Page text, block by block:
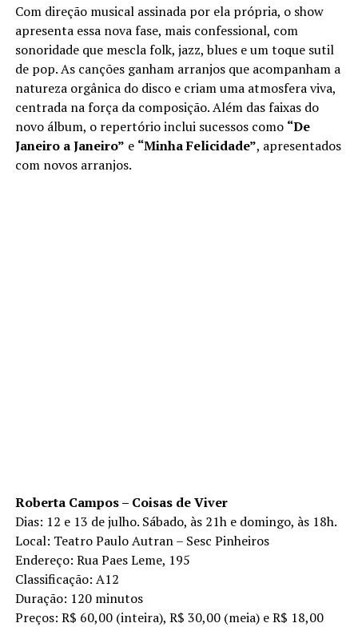
Com direção musical assinada por ela própria, o show
apresenta essa nova fase, mais confessional, com
sonoridade que mescla folk, jazz, blues e um toque sutil
de pop. As canções ganham arranjos que acompanham a
natureza orgânica do disco e criam uma atmosfera viva,
centrada na força da composição. Além das faixas do
novo álbum, o repertório inclui sucessos como “De
Janeiro a Janeiro” e “Minha Felicidade”, apresentados
com novos arranjos.
Roberta Campos – Coisas de Viver
Dias: 12 e 13 de julho. Sábado, às 21h e domingo, às 18h.
Local: Teatro Paulo Autran – Sesc Pinheiros
Endereço: Rua Paes Leme, 195
Classificação: A12
Duração: 120 minutos
Preços: R$ 60,00 (inteira), R$ 30,00 (meia) e R$ 18,00